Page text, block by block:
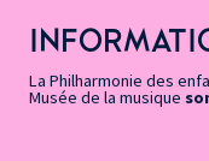
page
Accessibilité
accès
rapides
principal
contenu
principal
page
Message d’information
La Philharmonie des
Musée de la musique